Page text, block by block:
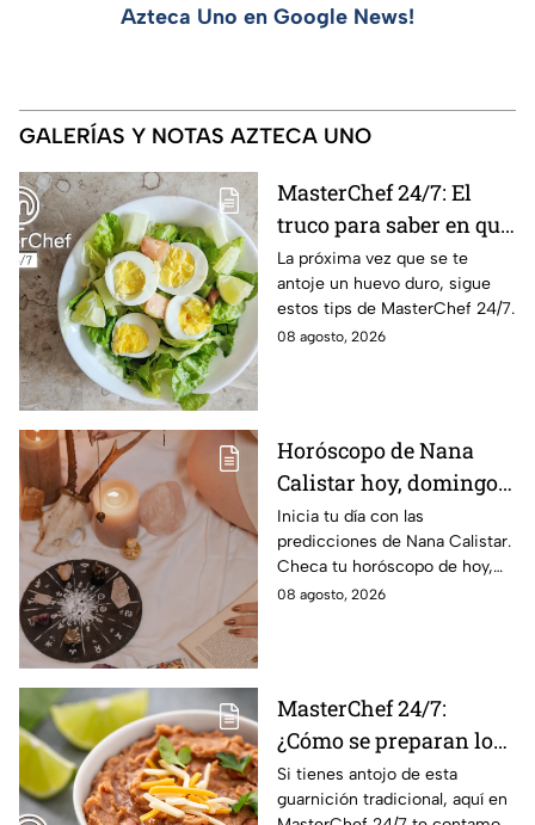
Azteca Uno en Google News!
GALERÍAS Y NOTAS AZTECA UNO
MasterChef 24/7: El
truco para saber en qué
momento está listo un
huevo cocido
La próxima vez que se te
antoje un huevo duro, sigue
estos tips de MasterChef 24/7.
08 agosto, 2026
Horóscopo de Nana
Calistar hoy, domingo 9
de agosto: estos signos
tendrán ingresos extra
Inicia tu día con las
predicciones de Nana Calistar.
Checa tu horóscopo de hoy,
domingo 9 de agosto, y
08 agosto, 2026
MasterChef 24/7:
¿Cómo se preparan los
frijoles puercos estilo
Sonora?
Si tienes antojo de esta
guarnición tradicional, aquí en